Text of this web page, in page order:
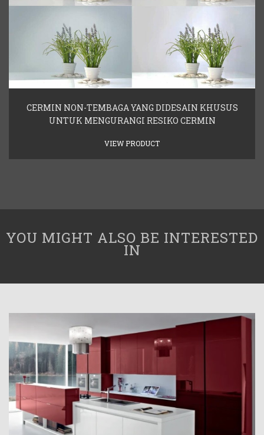
CERMIN NON-TEMBAGA YANG DIDESAIN KHUSUS
UNTUK MENGURANGI RESIKO CERMIN
VIEW PRODUCT
YOU MIGHT ALSO BE INTERESTED
IN